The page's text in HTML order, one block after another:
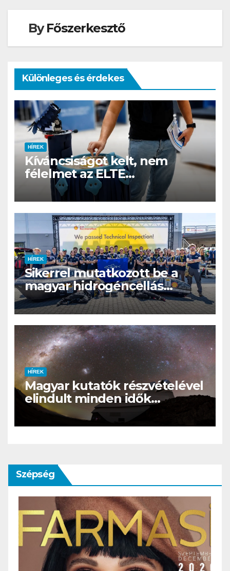
ByFőszerkesztő
Különleges és érdekes
HÍREK
Kíváncsiságot kelt, nem
félelmet az ELTE
etológusainak felszolgáló
robotja
HÍREK
Sikerrel mutatkozott be a
magyar hidrogéncellás
versenyautó a Shell Eco-
Marathonon
HÍREK
Magyar kutatók részvételével
elindult minden idők
legambiciózusabb
égboltfelmérése
Szépség